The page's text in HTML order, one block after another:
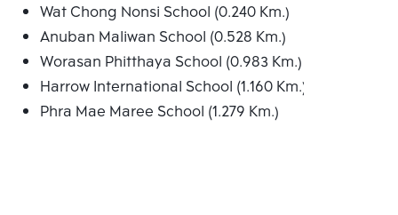
Wat Chong Nonsi School (0.240 Km.)
Anuban Maliwan School (0.528 Km.)
Worasan Phitthaya School (0.983 Km.)
Harrow International School (1.160 Km.)
Phra Mae Maree School (1.279 Km.)